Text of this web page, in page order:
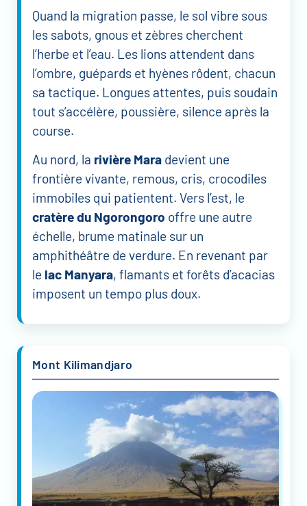
Quand la migration passe, le sol vibre sous
les sabots, gnous et zèbres cherchent
l’herbe et l’eau. Les lions attendent dans
l’ombre, guépards et hyènes rôdent, chacun
sa tactique. Longues attentes, puis soudain
tout s’accélère, poussière, silence après la
course.
Au nord, la rivière Mara devient une
frontière vivante, remous, cris, crocodiles
immobiles qui patientent. Vers l’est, le
cratère du Ngorongoro offre une autre
échelle, brume matinale sur un
amphithéâtre de verdure. En revenant par
le lac Manyara, flamants et forêts d’acacias
imposent un tempo plus doux.
Mont Kilimandjaro